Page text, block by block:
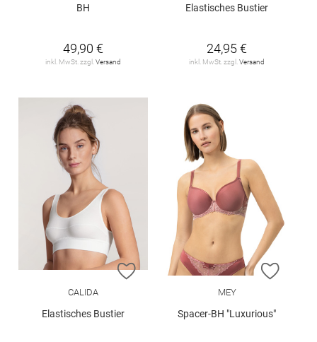
BH
49,90 €
inkl. MwSt. zzgl.Versand
Elastisches Bustier
24,95 €
inkl. MwSt. zzgl.Versand
ZUR WUNSCHLISTE HINZUFÜGEN
CALIDA
Elastisches Bustier
ZUR
MEY
Spacer-BH "Luxurious"